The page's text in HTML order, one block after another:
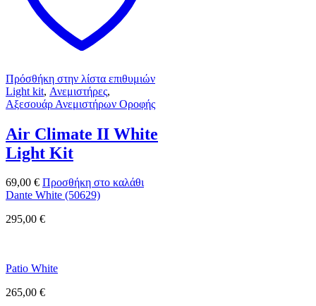
Πρόσθήκη στην λίστα επιθυμιών
Light kit, Ανεμιστήρες,
Αξεσουάρ Ανεμιστήρων Οροφής
Air Climate II White
Light Kit
69,00 € Προσθήκη στο καλάθι
Dante White (50629)
295,00 €
Patio White
265,00 €